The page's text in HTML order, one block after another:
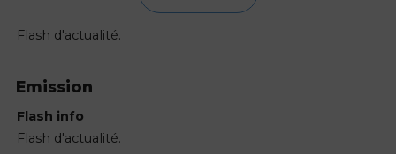
Flash d'actualité.
Emission
Flash info
Flash d'actualité.